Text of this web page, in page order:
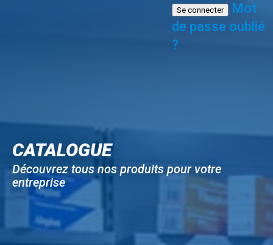
Se connecter
Mot
de passe oublié
?
CATALOGUE
Découvrez tous nos produits pour votre
entreprise